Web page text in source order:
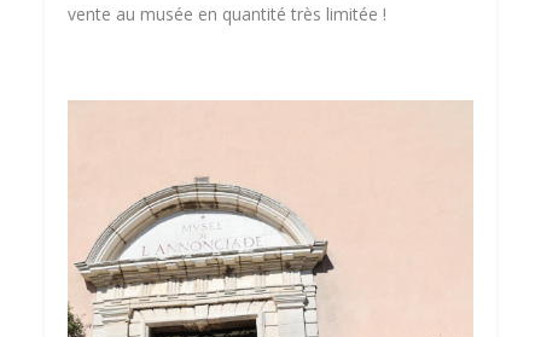
vente au musée en quantité très limitée !